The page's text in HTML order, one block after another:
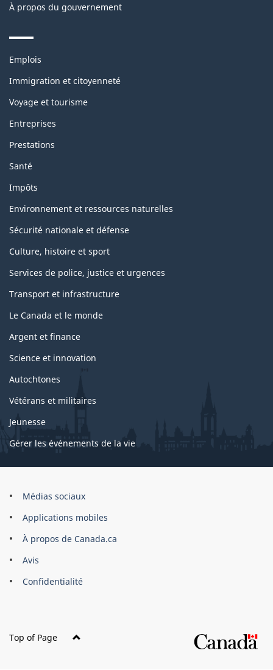
À propos du gouvernement
Themes
topics
Emplois
Immigration et citoyenneté
Voyage et tourisme
Entreprises
Prestations
Santé
Impôts
Environnement et ressources naturelles
Sécurité nationale et défense
Culture, histoire et sport
Services de police, justice et urgences
Transport et infrastructure
Le Canada et le monde
Argent et finance
Science et innovation
Autochtones
Vétérans et militaires
Jeunesse
Gérer les événements de la vie
Organisation
gouvernement
du
Canada
Médias sociaux
Applications mobiles
À propos de Canada.ca
Avis
Confidentialité
Top of Page